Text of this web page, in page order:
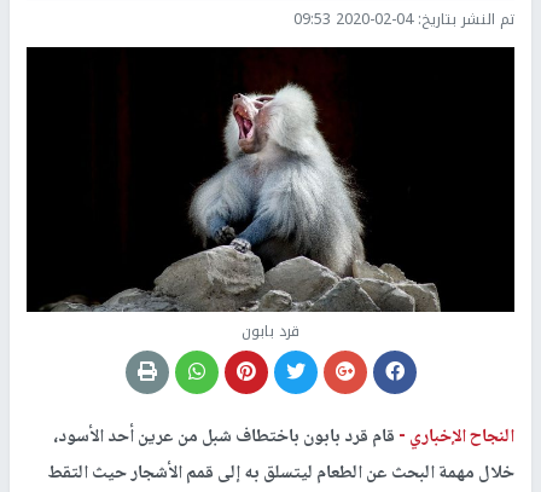
تم النشر بتاريخ:2020-02-04 09:53
قرد بابون
النجاح الإخباري -قام قرد بابون باختطاف شبل من عرين أحد الأسود،
خلال مهمة البحث عن الطعام ليتسلق به إلى قمم الأشجار حيث التقط